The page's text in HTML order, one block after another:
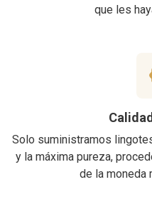
que les
Solo suministramos
y la máxima pureza,
de la moneda